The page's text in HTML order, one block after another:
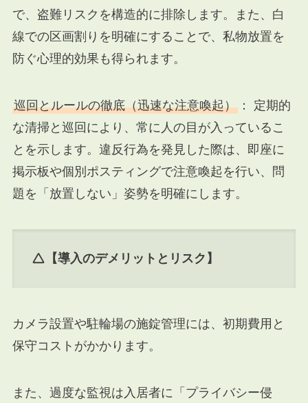
で、盗難リスクを構造的に排除します。また、白
線での区画割りを明確にすることで、私物放置を
防ぐ心理的効果も得られます。
巡回とルールの徹底（迅速な注意喚起）： 定期的
な清掃と巡回により、常に人の目が入っているこ
とを示します。違反行為を発見した際は、即座に
掲示板や個別ポスティングで注意喚起を行い、問
題を「放置しない」姿勢を明確にします。
【導入のデメリットとリスク】
カメラ設置や駐輪場の施錠管理には、初期費用と
保守コストがかかります。
また、過度な監視は入居者に「プライバシー侵